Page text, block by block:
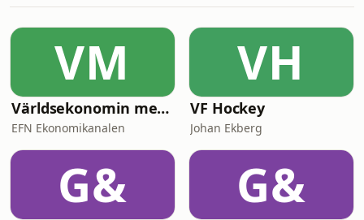
VM
Världsekonomin med Katrine Kielos och Claes Måhlén
EFN Ekonomikanalen
VH
VF Hockey
Johan Ekberg
G& G&